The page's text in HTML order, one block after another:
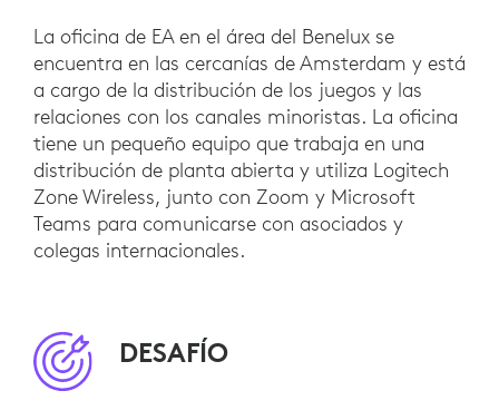
La oficina de EA en el área del Benelux se
encuentra en las cercanías de Amsterdam y está
a cargo de la distribución de los juegos y las
relaciones con los canales minoristas. La oficina
tiene un pequeño equipo que trabaja en una
distribución de planta abierta y utiliza Logitech
Zone Wireless, junto con Zoom y Microsoft
Teams para comunicarse con asociados y
colegas internacionales.
DESAFÍO